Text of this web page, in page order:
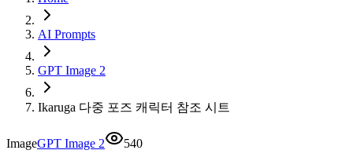
AI Prompts
GPT Image 2
Ikaruga 다중 포즈 캐릭터 참조 시트
ImageGPT Image 2 540